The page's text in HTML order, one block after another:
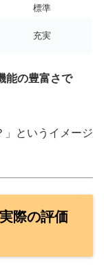
標準
充実
能の豊富さで
」というイメージ
際の評価